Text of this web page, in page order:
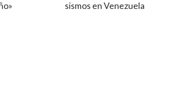
sismos en Venezuela